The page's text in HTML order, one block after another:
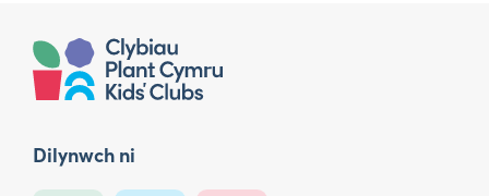
Dilynwch ni